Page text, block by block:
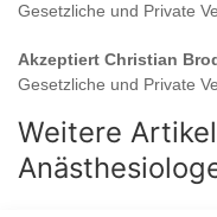
Gesetzliche und Private
Akzeptiert Christian
Gesetzliche und Private
Weitere